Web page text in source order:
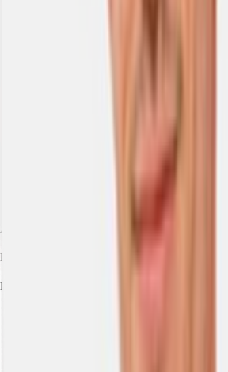
Agenti
Renato Loffredo
Dettagli dell'agente